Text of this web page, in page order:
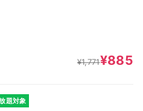
¥1,771¥885
題対象